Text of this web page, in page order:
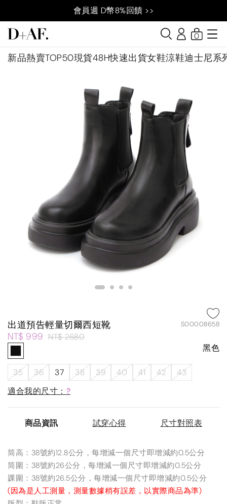
會員週 D幣8%回饋 >>
新品熱賣TOP50現貨48H快速出貨女鞋涼鞋迪士尼系
0
出道預告輕量切爾西短靴 S00008658
NT$ 999 NT$ 2680
黑色
35 36 37 38 39 40 41 42
43
適合我的尺寸： ?
商品資訊 試穿心得 尺寸對照表
筒高：38號約12.8公分，每增減一個尺寸即增減約0.5公分
筒圍：38號約26公分，每增減一個尺寸即增減約0.5公分
踝圍：38號約26.5公分，每增減一個尺寸即增減約0.5公分
(因為是人工測量，測量數據稍有誤差，以實際商品為準)